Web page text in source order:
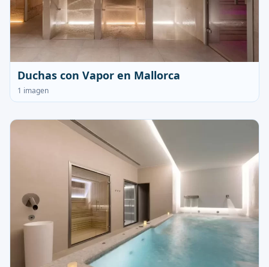
Duchas con Vapor en Mallorca
1 imagen